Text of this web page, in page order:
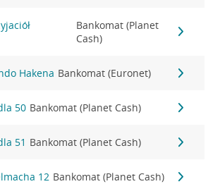
Bankomat (Planet
Cash)
Hakena Bankomat (Euronet)
50 Bankomat (Planet Cash)
51 Bankomat (Planet Cash)
12 Bankomat (Planet Cash)